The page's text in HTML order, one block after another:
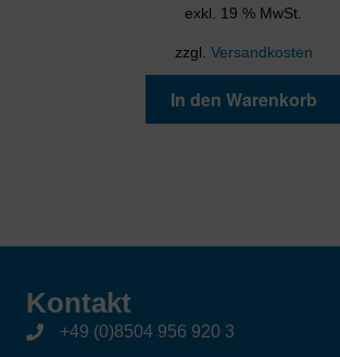
exkl. 19 % MwSt.
zzgl. Versandkosten
In den Warenkorb
Kontakt
+49 (0)8504 956 920 3